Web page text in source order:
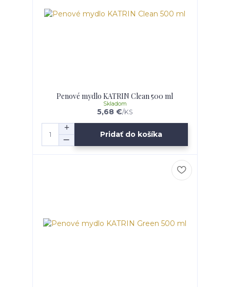
Penové mydlo KATRIN Clean 500 ml
5,68 €/KS
Skladom
Pridať do košíka